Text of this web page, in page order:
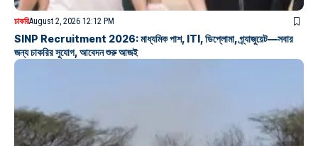
চাকরিAugust 2, 2026 12:12 PM
SINP Recruitment 2026: মাধ্যমিক পাশ, ITI, ডিপ্লোমা, গ্র্যাজুয়েট—সবার
জন্য চাকরির সুযোগ, আবেদন শুরু আজই